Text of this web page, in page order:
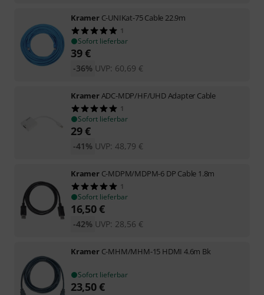
Kramer C-UNIKat-75 Cable 22.9m
1
Sofort lieferbar
39€
UVP: 60,69 €
-36%
KramerADC-MDP/HF/UHD Adapter Cable
1
Sofort lieferbar
29€
UVP: 48,79 €
-41%
Kramer C-MDPM/MDPM-6 DP Cable 1.8m
1
Sofort lieferbar
16,50€
UVP: 28,56 €
-42%
Kramer C-MHM/MHM-15 HDMI 4.6m Bk
Sofort lieferbar
23,50€